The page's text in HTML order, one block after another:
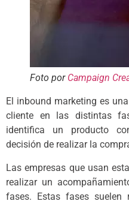
Foto por Campaign
El inbound marketing es
cliente en las distintas
identifica un producto
decisión de realizar la
Las empresas que usan
realizar un
fases. Estas fases suelen